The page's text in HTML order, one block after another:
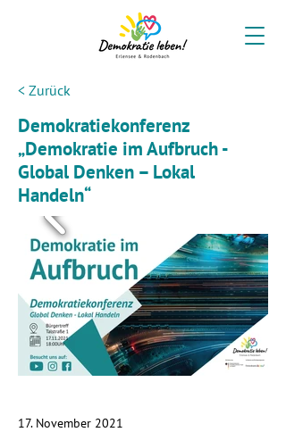
< Zurück
Demokratiekonferenz
„Demokratie im Aufbruch -
Global Denken – Lokal
Handeln“
17. November 2021